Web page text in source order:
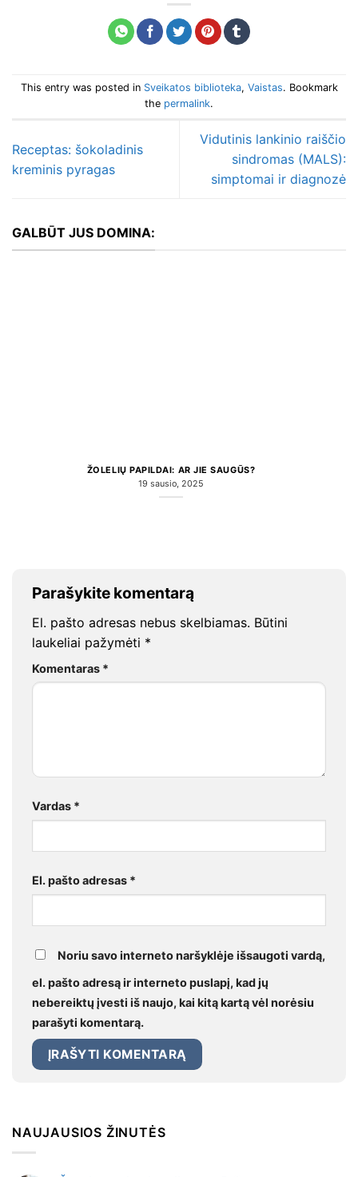
This entry was posted in Sveikatos biblioteka, Vaistas. Bookmark
the permalink.
Receptas: šokoladinis
kreminis pyragas
Vidutinis lankinio raiščio
sindromas (MALS):
simptomai ir diagnozė
GALBŪT JUS DOMINA:
ŽOLELIŲ PAPILDAI: AR JIE SAUGŪS?
19 sausio, 2025
Parašykite komentarą
El. pašto adresas nebus skelbiamas. Būtini
laukeliai pažymėti *
Komentaras *
Vardas *
El. pašto adresas *
Noriu savo interneto naršyklėje išsaugoti vardą,
el. pašto adresą ir interneto puslapį, kad jų
nebereiktų įvesti iš naujo, kai kitą kartą vėl norėsiu
parašyti komentarą.
NAUJAUSIOS ŽINUTĖS